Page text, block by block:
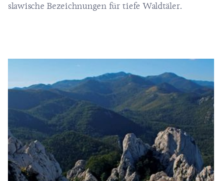
slawische Bezeichnungen für tiefe Waldtäler.